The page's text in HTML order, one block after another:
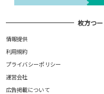
枚方つ
情報提供
利用規約
プライバシーポリシー
運営会社
広告掲載について